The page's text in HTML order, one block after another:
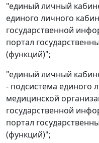
"единый личный
единого личного
государственной
портал
(функций)";
"единый личный
- подсистема единого
медицинской
государственной
портал
(функций)";